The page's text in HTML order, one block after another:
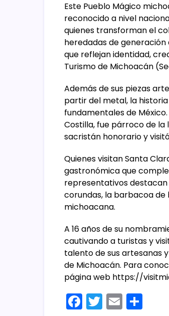
Este Pueblo Mágico
reconocido a nivel
quienes transforman el
heredadas de generación
que reflejan identidad,
Turismo de Michoacán
Además de sus piezas
partir del metal, la
fundamentales de
Costilla, fue párroco de la
sacristán honorario y
Quienes visitan Santa
gastronómica que
representativos
corundas, la barbacoa
michoacana.
A 16 años de su
cautivando a turistas y
talento de sus artesanas
de Michoacán. Para
página web https://
F T E